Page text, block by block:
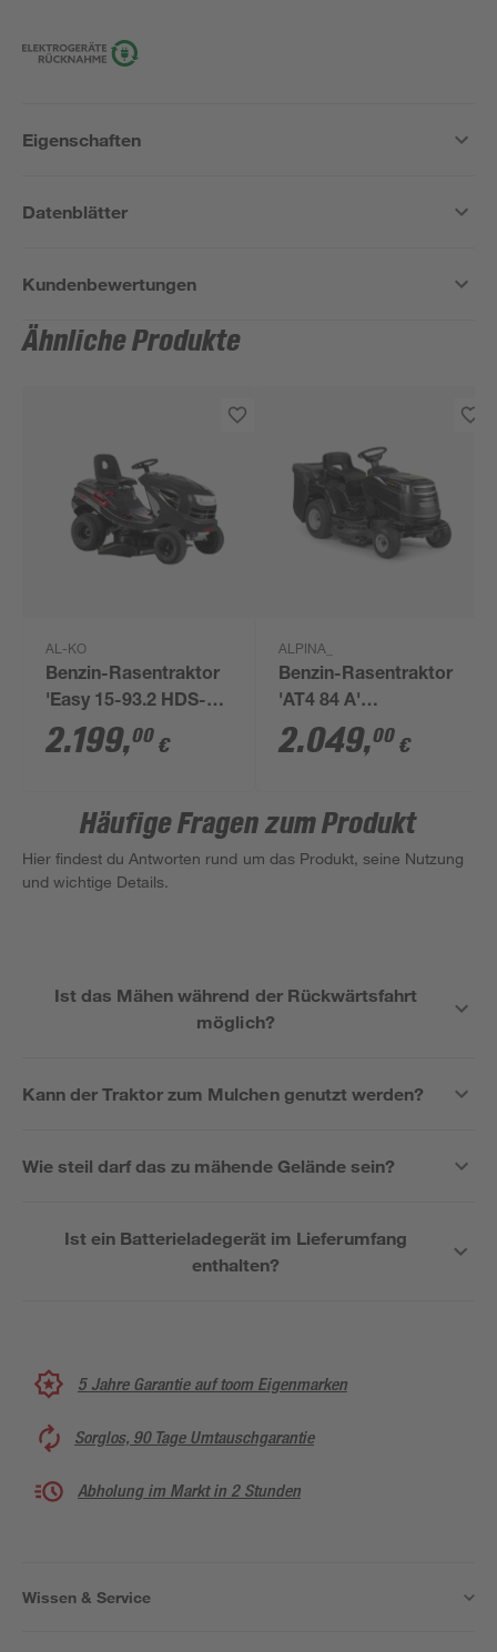
Eigenschaften
Datenblätter
Kundenbewertungen
Ähnliche Produkte
AL-KO
Benzin-Rasentraktor
'Easy 15-93.2 HDS-A'
3-in-1 System 93 cm
Schnittbreite
2.199,00 €
ALPINA_
Benzin-Rasentraktor
'AT4 84 A'
Doppelmesser-
Mähwerk, 84 cm
2.049,00 €
Häufige Fragen zum Produkt
Hier findest du Antworten rund um das Produkt, seine Nutzung
und wichtige Details.
Ist das Mähen während der Rückwärtsfahrt
möglich?
Kann der Traktor zum Mulchen genutzt werden?
Wie steil darf das zu mähende Gelände sein?
Ist ein Batterieladegerät im Lieferumfang
enthalten?
5 Jahre Garantie auf toom Eigenmarken
Sorglos, 90 Tage Umtauschgarantie
Abholung im Markt in 2 Stunden
Wissen & Service